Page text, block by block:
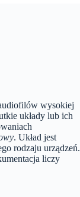
wysokiej
układy lub ich
. Układ jest
rodzaju urządzeń.
liczy